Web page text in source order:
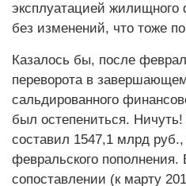
эксплуатацией
без изменений, что тоже
Казалось бы, после
переворота в
сальдированного
был остепениться.
составил 1547,1 млрд
февральского пополнения.
сопоставлении (к марту